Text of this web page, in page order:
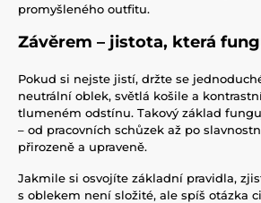
promyšleného outfitu.
Závěrem – jistota, která
Pokud si nejste jistí, držte se
neutrální oblek, světlá košile a
tlumeném odstínu. Takový základ
– od pracovních schůzek až po
přirozeně a upraveně.
Jakmile si osvojíte základní pravidla,
s oblekem není složité, ale spíš otázka